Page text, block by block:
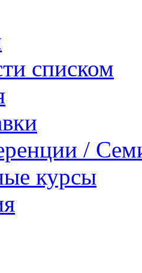
списком
/
курсы